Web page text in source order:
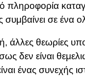
πληροφορία
σε ένα
άλλες θεωρίες
δεν είναι
ένας συνεχής